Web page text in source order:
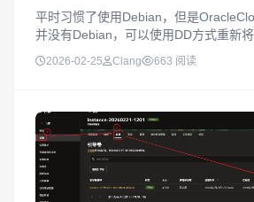
平时习惯了使用Debian，但是
并没有Debian，可以使用DD方式重新
Debian，本实例以Ubuntu为例重装。
客户端远程链接到服务器上，修改root账
2026-02-25 Clang 663 阅读